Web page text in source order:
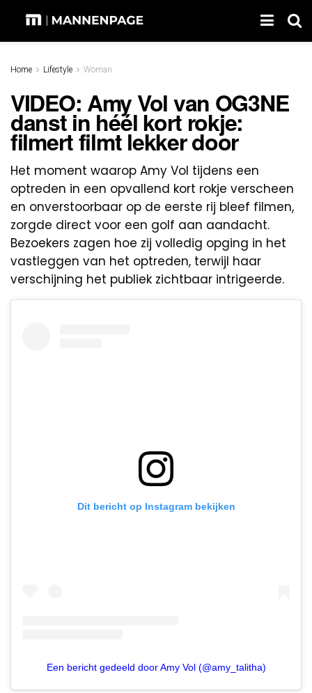
Home Lifestyle Woman
VIDEO: Amy Vol van OG3NE
danst in héél kort rokje:
filmert filmt lekker door
Het moment waarop Amy Vol tijdens een
optreden in een opvallend kort rokje verscheen
en onverstoorbaar op de eerste rij bleef filmen,
zorgde direct voor een golf aan aandacht.
Bezoekers zagen hoe zij volledig opging in het
vastleggen van het optreden, terwijl haar
verschijning het publiek zichtbaar intrigeerde.
Dit bericht op Instagram bekijken
Een bericht gedeeld door Amy Vol (@amy_talitha)